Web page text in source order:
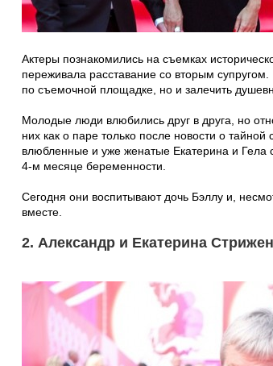
Актеры познакомились на съемках
переживала расставание со вторым
по съемочной площадке, но и залечить
Молодые люди влюбились друг в друга, но
них как о паре только после новости о
влюбленные и уже женатые Екатерина и
4-м месяце беременности.
Сегодня они воспитывают дочь Бэллу и,
вместе.
2. Александр и Екатерина